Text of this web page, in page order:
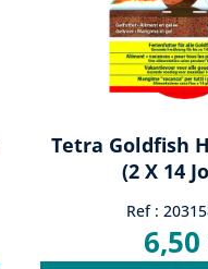
Tetra Goldfish
(2 X 14
Ref :
6,50